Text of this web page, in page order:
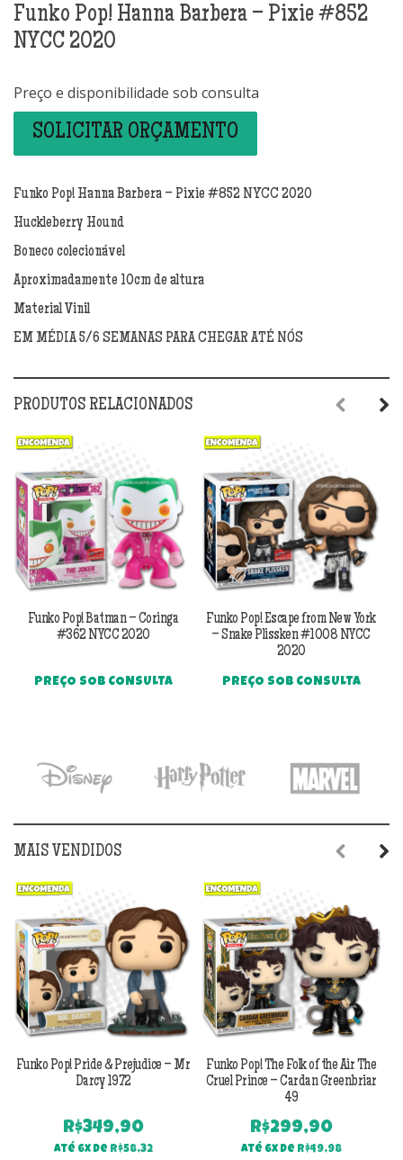
Funko Pop! Hanna Barbera – Pixie #852
NYCC 2020
Preço e disponibilidade sob consulta
SOLICITAR ORÇAMENTO
Funko Pop! Hanna Barbera – Pixie #852 NYCC 2020
Huckleberry Hound
Boneco colecionável
Aproximadamente 10cm de altura
Material Vinil
EM MÉDIA 5/6 SEMANAS PARA CHEGAR ATÉ NÓS
PRODUTOS RELACIONADOS
Funko Pop! Batman – Coringa
#362 NYCC 2020
PREÇO SOB CONSULTA
Funko Pop! Escape from New York
– Snake Plissken #1008 NYCC
2020
PREÇO SOB CONSULTA
MAIS VENDIDOS
Funko Pop! Pride & Prejudice – Mr
Darcy 1972
R$349,90
Até 6x de R$58,32
Funko Pop! The Folk of the Air The
Cruel Prince – Cardan Greenbriar
49
R$299,90
Até 6x de R$49,98